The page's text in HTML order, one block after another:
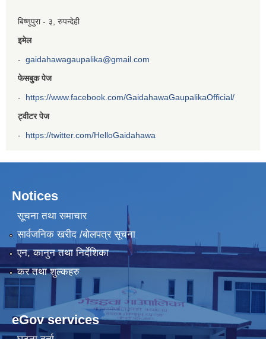
बिष्णुपुरा - ३, रुपन्देही
इमेल
- gaidahawagaupalika@gmail.com
फेसबुक पेज
- https://www.facebook.com/GaidahawaGaupalikaOfficial/
ट्वीटर पेज
- https://twitter.com/HelloGaidahawa
Notices
सूचना तथा समाचार
सार्वजनिक खरीद /बोलपत्र सूचना
एन, कानुन तथा निर्देशिका
कर तथा शुल्कहरु
eGov services